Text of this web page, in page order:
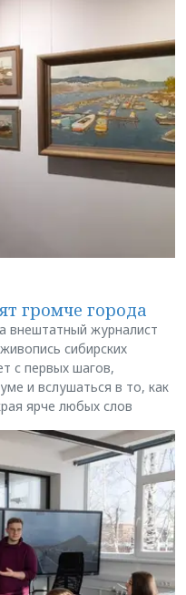
громче города
внештатный журналист
сибирских
с первых шагов,
и вслушаться в то, как
ярче любых слов